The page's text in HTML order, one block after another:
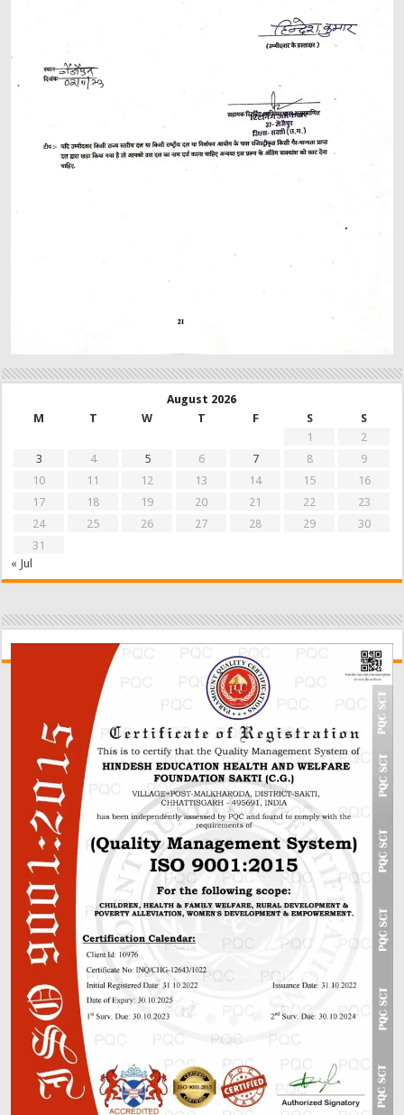
August 2026
M
T W T F S
S
1
2
3
4 5 6 7 8
9
10
11 12 13 14 15
16
17
18 19 20 21 22
23
24
25 26 27 28 29
30
31
« Jul